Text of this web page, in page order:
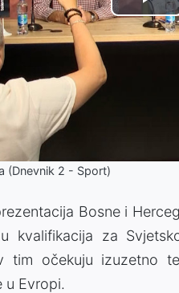
(Dnevnik 2 - Sport)
Bosne i
kvalifikacija za
tim očekuju izuzetno
u Evropi.